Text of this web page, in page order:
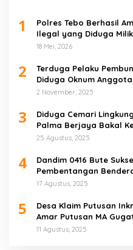
1
Polres Tebo Berhasil
Ilegal yang Diduga
18 Mei, 2026
2
Terduga Pelaku
Diduga Oknum
Tebo Tengah
2 November, 2025
3
Diduga Cemari
Palma Berjaya Bakal
25 Agustus, 2025
4
Dandim 0416 Bute
Pembentangan
Peringatan HUT RI ke
17 Agustus, 2025
5
Desa Klaim Putusan
Amar Putusan MA
(NO)
11 Agustus, 2025